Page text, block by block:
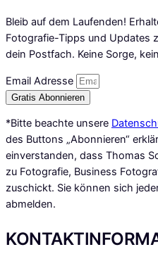
Bleib auf dem Laufenden!
Fotografie-Tipps und Updates
dein Postfach. Keine Sorge,
Email Adresse
Gratis Abonnieren
*Bitte beachte unsere
des Buttons „Abonnieren“
einverstanden, dass Thomas
zu Fotografie, Business
zuschickt. Sie können sich
abmelden.